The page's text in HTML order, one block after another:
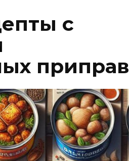
с
приправ